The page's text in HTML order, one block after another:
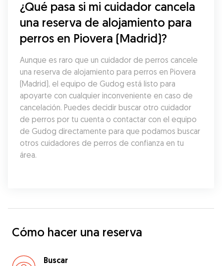
¿Qué pasa si mi cuidador cancela
una reserva de alojamiento para
perros en Piovera (Madrid)?
Aunque es raro que un cuidador de perros cancele
una reserva de alojamiento para perros en Piovera
(Madrid), el equipo de Gudog está listo para
apoyarte con cualquier inconveniente en caso de
cancelación. Puedes decidir buscar otro cuidador
de perros por tu cuenta o contactar con el equipo
de Gudog directamente para que podamos buscar
otros cuidadores de perros de confianza en tu
área.
Cómo hacer una reserva
Buscar